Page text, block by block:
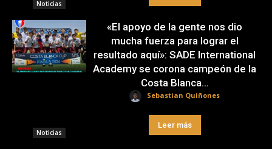
Noticias
Noticias
«El apoyo de la gente nos dio
mucha fuerza para lograr el
resultado aquí»: SADE International
Academy se corona campeón de la
Costa Blanca...
Sebastian Quiñones
Leer más